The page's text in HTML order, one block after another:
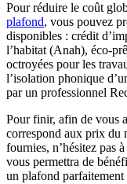
Pour réduire le coût
plafond, vous pouvez
disponibles : crédit
l’habitat (Anah), éco-
octroyées pour les
l’isolation phonique
par un professionnel
Pour finir, afin de vous
correspond aux prix du
fournies, n’hésitez pas
vous permettra de
un plafond